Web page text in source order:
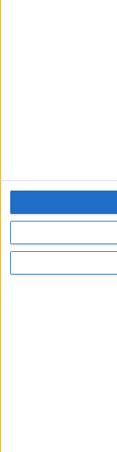
ENVOYER